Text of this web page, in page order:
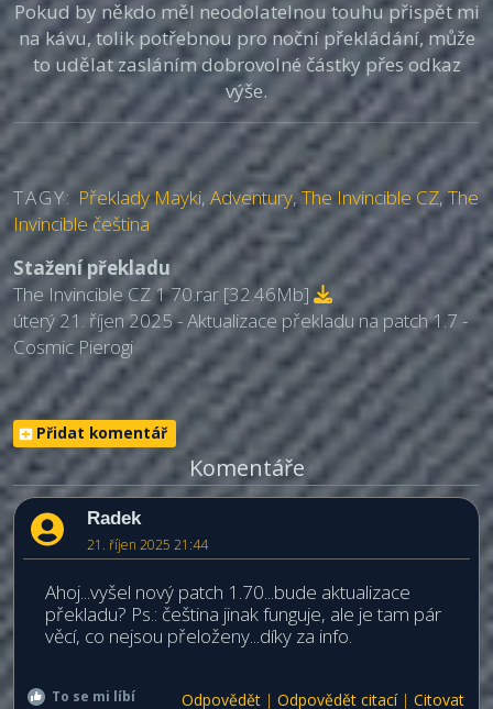
Pokud by někdo měl neodolatelnou touhu přispět mi
na kávu, tolik potřebnou pro noční překládání, může
to udělat zasláním dobrovolné částky přes odkaz
výše.
TAGY: Překlady Mayki,Adventury,The Invincible CZ,The
Invincible čeština
Stažení překladu
The Invincible CZ 1 70.rar [32.46Mb]
úterý 21. říjen 2025 - Aktualizace překladu na patch 1.7 -
Cosmic Pierogi
Přidat komentář
Komentáře
Radek
21. říjen 2025 21:44
Ahoj...vyšel nový patch 1.70...bude aktualizace
překladu? Ps.: čeština jinak funguje, ale je tam pár
věcí, co nejsou přeloženy...díky za info.
To se mi líbí Odpovědět | Odpovědět citací| Citovat